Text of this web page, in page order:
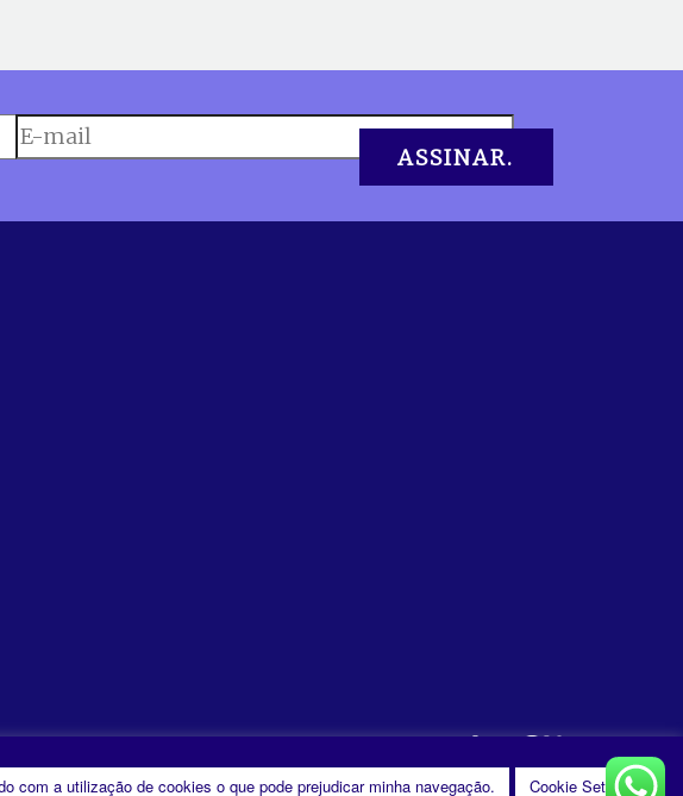
com a utilização de cookies o que pode prejudicar minha navegação. Cookie Settings